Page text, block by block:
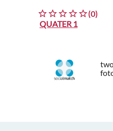
(0)
QUATER 1